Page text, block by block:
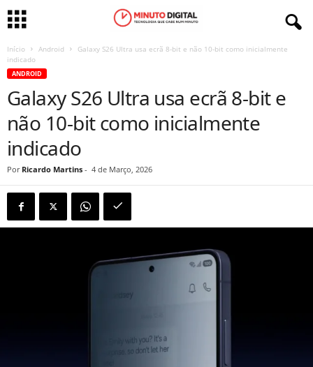
Início Android
Galaxy S26 Ultra usa ecrã 8-bit e não 10-bit como inicialmente
indicado
ANDROID
Galaxy S26 Ultra usa ecrã 8-bit e
não 10-bit como inicialmente
indicado
Por Ricardo Martins - 4 de Março, 2026